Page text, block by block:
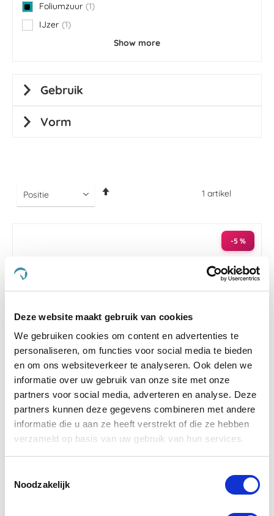
Deze website maakt gebruik van cookies
We gebruiken cookies om content en advertenties te
personaliseren, om functies voor social media te bieden
en om ons websiteverkeer te analyseren. Ook delen we
informatie over uw gebruik van onze site met onze
partners voor social media, adverteren en analyse. Deze
partners kunnen deze gegevens combineren met andere
informatie die u aan ze heeft verstrekt of die ze hebben
verzameld op basis van uw gebruik van hun services.
Noodzakelijk
1 artikel
-5 %
4.5
star
rating
6 Beoordelingen
Puur Muscle Mass Hond/Kat
Nog maar 1 beschikbaar
Foliumzuur 1
item
IJzer 1
item
Show more
Gebruik
Vorm